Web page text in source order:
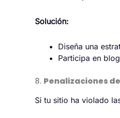
Solución:
Diseña una
Participa en
8. Penalizaciones
Si tu sitio ha violado